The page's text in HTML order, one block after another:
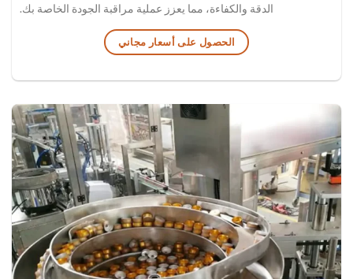
الدقة والكفاءة، مما يعزز عملية مراقبة الجودة الخاصة بك.
الحصول على أسعار مجاني